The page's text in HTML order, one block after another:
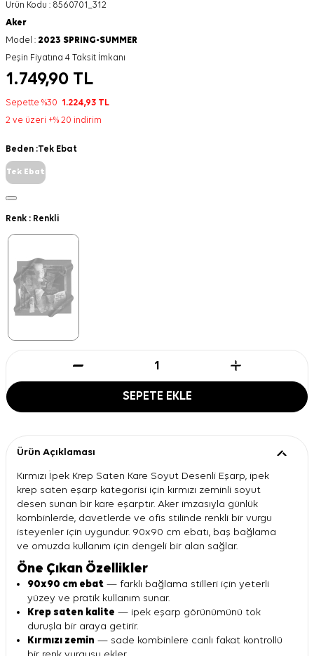
Ürün Kodu : 8560701_312
Aker
Model : 2023 SPRING-SUMMER
Peşin Fiyatına 4 Taksit İmkanı
1.749,90 TL
Sepette %30 1.224,93 TL
2 ve üzeri +% 20 indirim
Beden :Tek Ebat
Tek Ebat
Renk : Renkli
SEPETE EKLE
Ürün Açıklaması
Kırmızı İpek Krep Saten Kare Soyut Desenli Eşarp, ipek
krep saten eşarp kategorisi için kırmızı zeminli soyut
desen sunan bir kare eşarptır. Aker imzasıyla günlük
kombinlerde, davetlerde ve ofis stilinde renkli bir vurgu
isteyenler için uygundur. 90x90 cm ebatı, baş bağlama
ve omuzda kullanım için dengeli bir alan sağlar.
Öne Çıkan Özellikler
90x90 cm ebat — farklı bağlama stilleri için yeterli
yüzey ve pratik kullanım sunar.
Krep saten kalite — ipek eşarp görünümünü tok
duruşla bir araya getirir.
Kırmızı zemin — sade kombinlere canlı fakat kontrollü